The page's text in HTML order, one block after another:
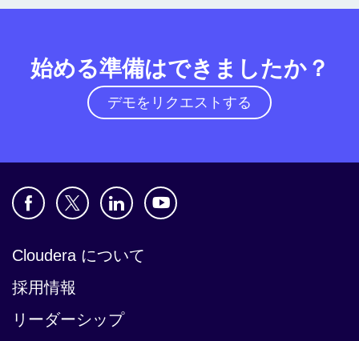
始める準備はできましたか？
デモをリクエストする
Cloudera について
採用情報
リーダーシップ